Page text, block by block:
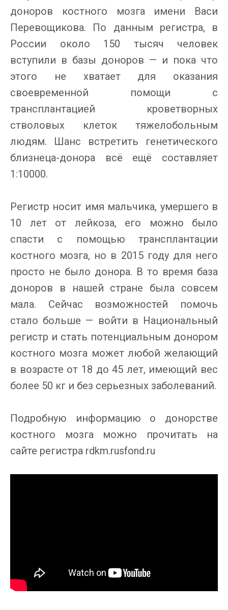
доноров костного мозга имени Васи
Перевощикова. По данным регистра, в
России около 150 тысяч человек
вступили в базы доноров — и пока что
этого не хватает для оказания
своевременной помощи с
трансплантацией кроветворных
стволовых клеток тяжелобольным
людям. Шанс встретить генетического
близнеца-донора всё ещё составляет
1:10000.
Регистр носит имя мальчика, умершего в
10 лет от лейкоза, его можно было
спасти с помощью трансплантации
костного мозга, но в 2015 году для него
просто не было донора. В то время база
доноров в нашей стране была совсем
мала. Сейчас возможностей помочь
стало больше — войти в Национальный
регистр и стать потенциальным донором
костного мозга может любой желающий
в возрасте от 18 до 45 лет, имеющий вес
более 50 кг и без серьезных заболеваний.
Подробную информацию о донорстве
костного мозга можно прочитать на
сайте регистра rdkm.rusfond.ru